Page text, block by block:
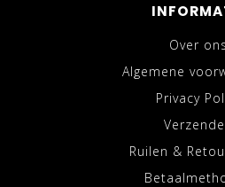
Over ons
Algemene
Privacy
Ruilen &